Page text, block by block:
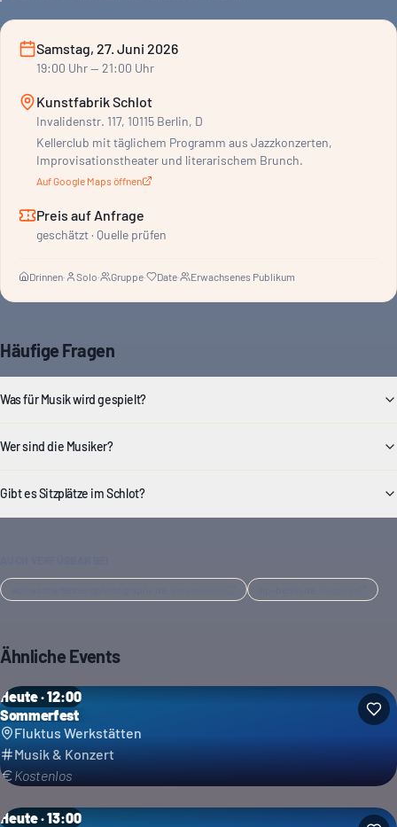
Samstag, 27. Juni 2026
19:00 Uhr— 21:00 Uhr
Kunstfabrik Schlot
Invalidenstr. 117, 10115 Berlin, D
Kellerclub mit täglichem Programm aus Jazzkonzerten,
Improvisationstheater und literarischem Brunch.
Auf Google Maps öffnen
Preis auf Anfrage
geschätzt · Quelle prüfen
Drinnen· Solo· Gruppe· Date· Erwachsenes Publikum
Häufige Fragen
Was für Musik wird gespielt?
Wer sind die Musiker?
Gibt es Sitzplätze im Schlot?
Ähnliche Events
Heute · 12:00
Sommerfest
Fluktus Werkstätten
Musik & Konzert
Kostenlos
Heute · 13:00